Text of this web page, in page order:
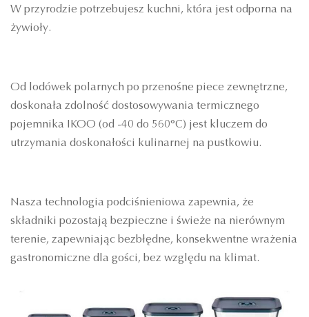
W przyrodzie potrzebujesz kuchni, która jest odporna na
żywioły.
Od lodówek polarnych po przenośne piece zewnętrzne,
doskonała zdolność dostosowywania termicznego
pojemnika IKOO (od -40 do 560°C) jest kluczem do
utrzymania doskonałości kulinarnej na pustkowiu.
Nasza technologia podciśnieniowa zapewnia, że
składniki pozostają bezpieczne i świeże na nierównym
terenie, zapewniając bezbłędne, konsekwentne wrażenia
gastronomiczne dla gości, bez względu na klimat.